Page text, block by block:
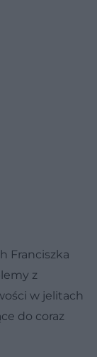
Franciszka
z
w jelitach
do coraz